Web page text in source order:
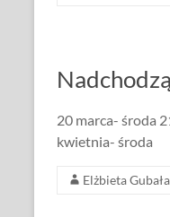
20 marca- środa
kwietnia- środa
Elżbieta Gubała